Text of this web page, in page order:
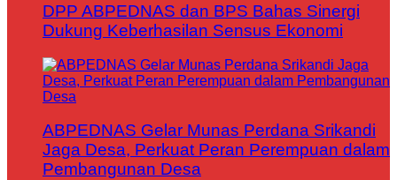
DPP ABPEDNAS dan BPS Bahas Sinergi
Dukung Keberhasilan Sensus Ekonomi
ABPEDNAS Gelar Munas Perdana Srikandi
Jaga Desa, Perkuat Peran Perempuan dalam
Pembangunan Desa